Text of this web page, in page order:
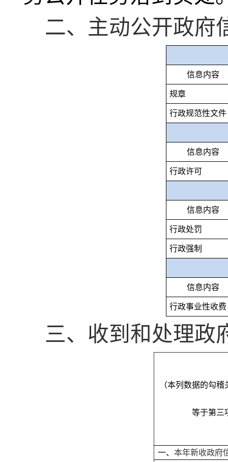
二、主动公开政府
信息内容
规章
行政规范性文件
信息内容
行政许可
信息内容
行政处罚
行政强制
信息内容
行政事业性收费
三、收到和处理政
（本列数据的勾
等于第三
一、 本年新收政府